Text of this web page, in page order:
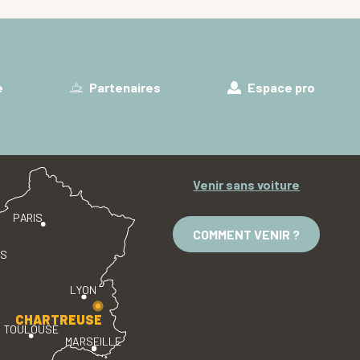
Partenaires Espace pro
PARIS
LYON
TOULOUSE
MARSEILLE
CHARTREUSE
Venir sans voiture
COMMENT VENIR ?